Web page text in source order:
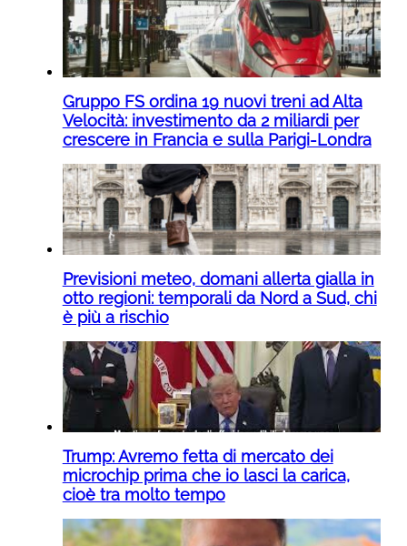
Gruppo FS ordina 19 nuovi treni ad Alta
Velocità: investimento da 2 miliardi per
crescere in Francia e sulla Parigi-Londra
Previsioni meteo, domani allerta gialla in
otto regioni: temporali da Nord a Sud, chi
è più a rischio
Trump: Avremo fetta di mercato dei
microchip prima che io lasci la carica,
cioè tra molto tempo